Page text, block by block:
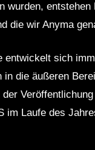
wurden,
die wir Anyma
entwickelt sich
in die äußeren
im Laufe des